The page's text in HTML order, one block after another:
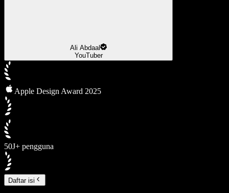
Ali Abdaal
YouTuber
Apple Design Award 2025
50J+ pengguna
Daftar isi